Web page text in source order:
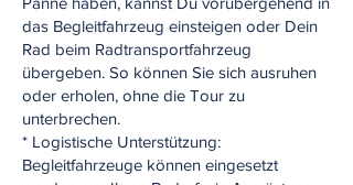
das Begleitfahrzeug einsteigen oder Dein
Rad beim Radtransportfahrzeug
übergeben. So können Sie sich ausruhen
oder erholen, ohne die Tour zu
unterbrechen.
* Logistische Unterstützung:
Begleitfahrzeuge können eingesetzt